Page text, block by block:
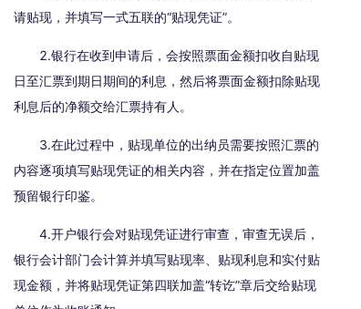
请贴现，并填写一式五联的“贴现凭证”。
2.银行在收到申请后，会按照票面金额扣收自贴现
日至汇票到期日期间的利息，然后将票面金额扣除贴现
利息后的净额交给汇票持有人。
3.在此过程中，贴现单位的出纳员需要按照汇票的
内容逐项填写贴现凭证的相关内容，并在指定位置加盖
预留银行印鉴。
4.开户银行会对贴现凭证进行审查，审查无误后，
银行会计部门会计算并填写贴现率、贴现利息和实付贴
现金额，并将贴现凭证第四联加盖“转讫”章后交给贴现